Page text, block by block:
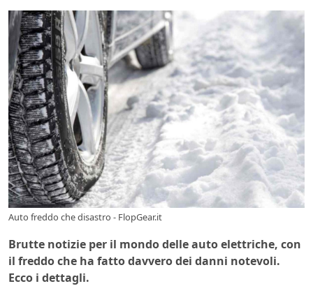
Auto freddo che disastro - FlopGear.it
Brutte notizie per il mondo delle auto elettriche, con
il freddo che ha fatto davvero dei danni notevoli.
Ecco i dettagli.